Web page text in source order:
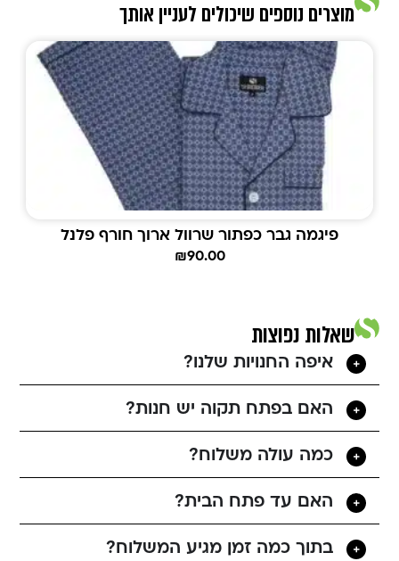
מוצרים נוספים שיכולים לעניין אותך
פיגמה גבר כפתור שרוול ארוך חורף פלנל
₪90.00
שאלות נפוצות
איפה החנויות שלנו?
האם בפתח תקוה יש חנות?
כמה עולה משלוח?
האם עד פתח הבית?
בתוך כמה זמן מגיע המשלוח?